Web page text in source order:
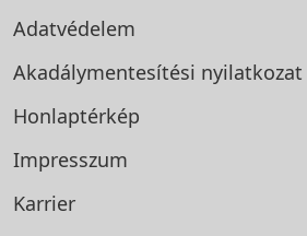
Adatvédelem
Akadálymentesítési nyilatkozat
Honlaptérkép
Impresszum
Karrier